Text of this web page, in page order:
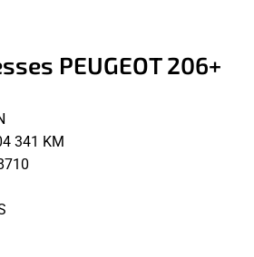
PEUGEOT 206+
341 KM